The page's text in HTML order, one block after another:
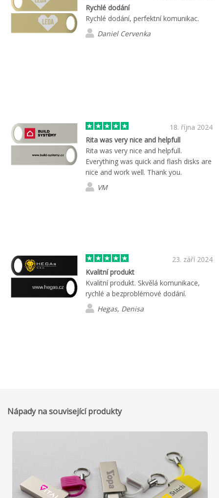
Rychlé dodání
Rychlé dodání, perfektní komunikac.
Daniel Cervenka
18. října 2024
Rita was very nice and helpfull
Rita was very nice and helpfull.
Everything was quick and flash disks are
nice and work well. Thank you.
VM
23. září 2024
Kvalitní produkt
Kvalitní produkt. Skvělá komunikace,
rychlé a bezproblémové dodání.
Hegas, Denisa
Nápady na související produkty